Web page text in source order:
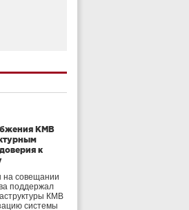
КМВ
к
на совещании
поддержал
КМВ
системы